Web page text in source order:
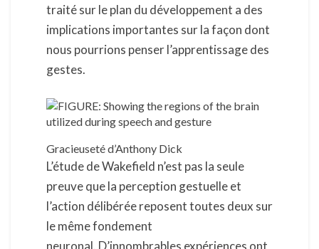
traité sur le plan du développement a des
implications importantes sur la façon dont
nous pourrions penser l’apprentissage des
gestes.
Gracieuseté d’Anthony Dick
L’étude de Wakefield n’est pas la seule
preuve que la perception gestuelle et
l’action délibérée reposent toutes deux sur
le même fondement
neuronal. D’innombrables expériences ont